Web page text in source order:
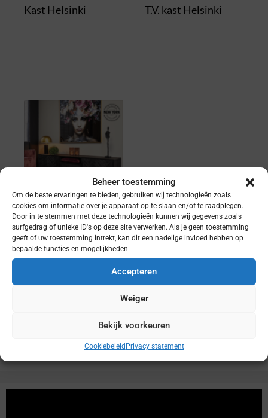
Beheer toestemming
Om de beste ervaringen te bieden, gebruiken wij technologieën zoals
cookies om informatie over je apparaat op te slaan en/of te raadplegen.
Door in te stemmen met deze technologieën kunnen wij gegevens zoals
surfgedrag of unieke ID's op deze site verwerken. Als je geen toestemming
geeft of uw toestemming intrekt, kan dit een nadelige invloed hebben op
bepaalde functies en mogelijkheden.
Accepteren
Weiger
Bekijk voorkeuren
CookiebeleidPrivacy statement
Kast Helsinki T.V. kast Helsinki
Kasten,
TV Kasten